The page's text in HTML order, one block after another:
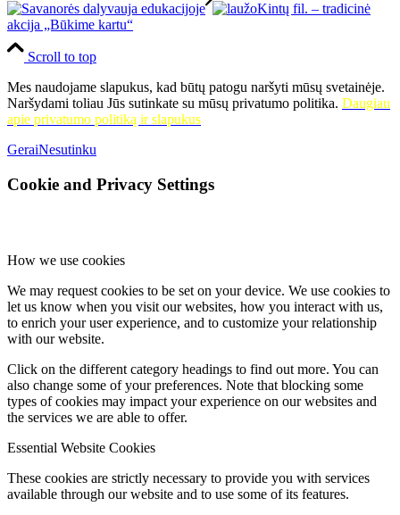
Kintų fil. – tradicinė
akcija „Būkime kartu“
Scroll to top
Mes naudojame slapukus, kad būtų patogu naršyti mūsų svetainėje.
Naršydami toliau Jūs sutinkate su mūsų privatumo politika. Daugiau
apie privatumo politiką ir slapukus
GeraiNesutinku
Cookie and Privacy Settings
How we use cookies
We may request cookies to be set on your device. We use cookies to
let us know when you visit our websites, how you interact with us,
to enrich your user experience, and to customize your relationship
with our website.
Click on the different category headings to find out more. You can
also change some of your preferences. Note that blocking some
types of cookies may impact your experience on our websites and
the services we are able to offer.
Essential Website Cookies
These cookies are strictly necessary to provide you with services
available through our website and to use some of its features.